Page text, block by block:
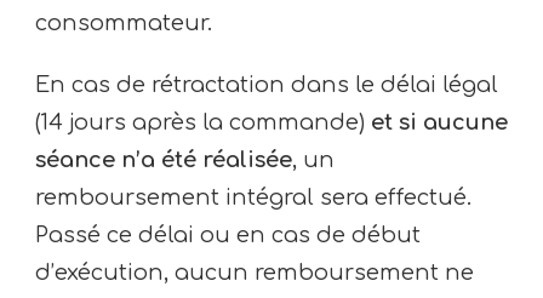
consommateur.
En cas de rétractation dans le délai légal
(14 jours après la commande) et si aucune
séance n’a été réalisée, un
remboursement intégral sera effectué.
Passé ce délai ou en cas de début
d’exécution, aucun remboursement ne